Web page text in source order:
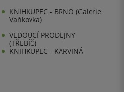
KNIHKUPEC - BRNO (Galerie
Vaňkovka)
VEDOUCÍ PRODEJNY
(TŘEBÍČ)
KNIHKUPEC - KARVINÁ